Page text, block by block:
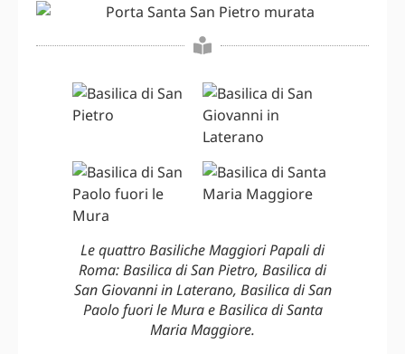
Le quattro Basiliche Maggiori Papali di
Roma: Basilica di San Pietro, Basilica di
San Giovanni in Laterano, Basilica di San
Paolo fuori le Mura e Basilica di Santa
Maria Maggiore.